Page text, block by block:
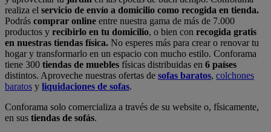
realiza el servicio de envío a domicilio como recogida en tienda.
Podrás comprar online entre nuestra gama de más de 7.000
productos y recibirlo en tu domicilio, o bien con recogida gratis
en nuestras tiendas física. No esperes más para crear o renovar tu
hogar y transformarlo en un espacio con mucho estilo. Conforama
tiene 300 tiendas de muebles físicas distribuidas en 6 países
distintos. Aproveche nuestras ofertas de sofas baratos, colchones
baratos y liquidaciones de sofas.
Conforama solo comercializa a través de su website o, físicamente,
en sus tiendas de sofás.